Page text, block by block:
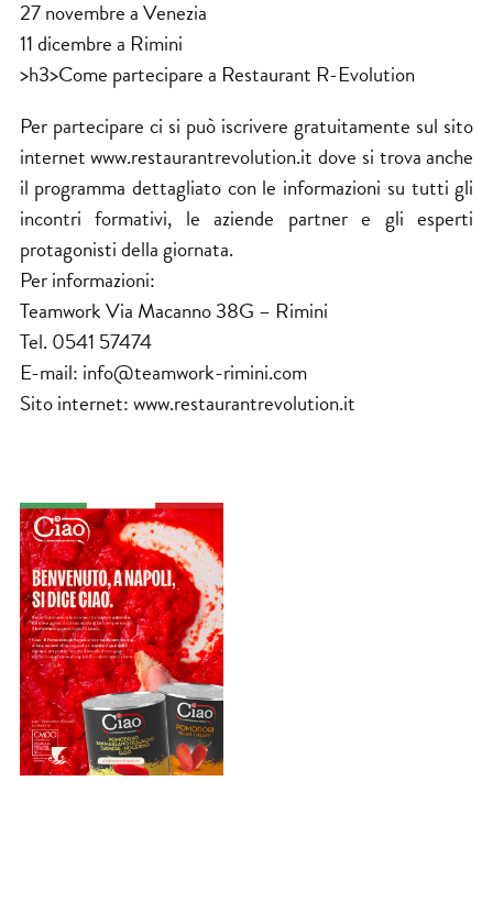
27 novembre a Venezia
11 dicembre a Rimini
>h3>Come partecipare a Restaurant R-Evolution
Per partecipare ci si può iscrivere gratuitamente sul sito
internet www.restaurantrevolution.it dove si trova anche
il programma dettagliato con le informazioni su tutti gli
incontri formativi, le aziende partner e gli esperti
protagonisti della giornata.
Per informazioni:
Teamwork Via Macanno 38G – Rimini
Tel. 0541 57474
E-mail: info@teamwork-rimini.com
Sito internet:www.restaurantrevolution.it